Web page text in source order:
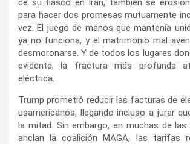
de su fiasco en Irán, también se
para hacer dos promesas mutuamente
vez. El juego de manos que mantenía
ya no funciona, y el matrimonio mal
desmoronarse. Y de todos los lugares
evidente, la fractura más profunda
eléctrica.
Trump prometió reducir las facturas de
usamericanos, llegando incluso a jurar
la mitad. Sin embargo, en muchas de las
anclan la coalición MAGA, las tarifas